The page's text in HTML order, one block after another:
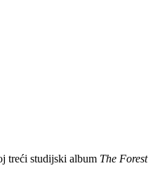
treći studijski album The Forest